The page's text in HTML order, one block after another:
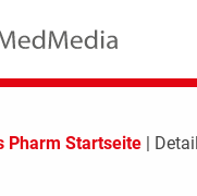
Pharm Startseite |